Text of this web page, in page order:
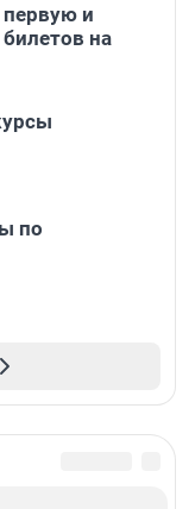
первую и
на
по